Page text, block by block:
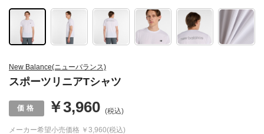
New Balance(ニューバランス)
スポーツリニアTシャツ
メーカー希望小売価格 ￥3,960(税込)
￥3,960 (税込)